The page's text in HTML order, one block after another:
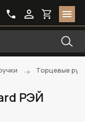
Торцевые
РЭЙ